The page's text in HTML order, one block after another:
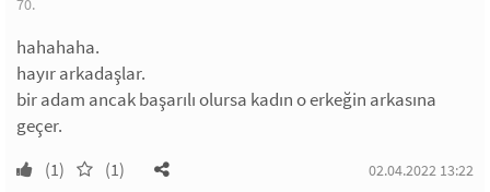
70.
hahahaha.
hayır arkadaşlar.
bir adam ancak başarılı olursa kadın o erkeğin arkasına
geçer.
(1) (1) 02.04.2022 13:22